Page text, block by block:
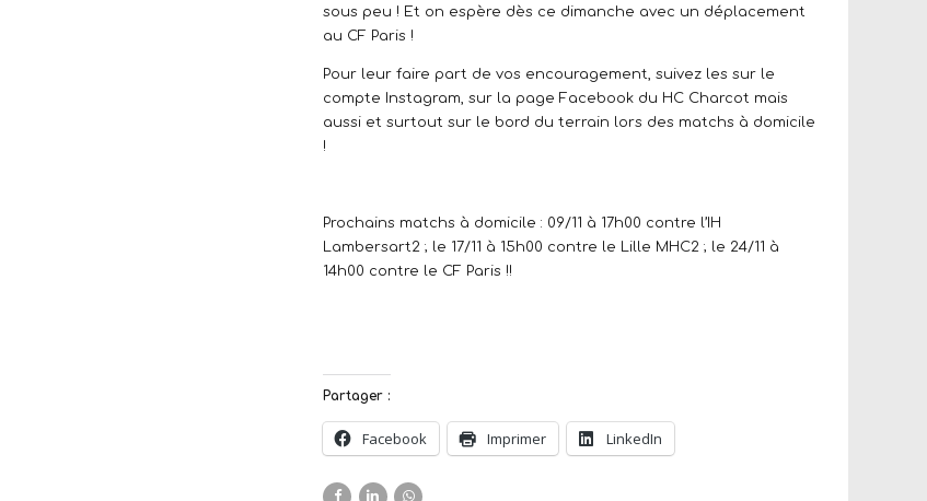
sous peu ! Et on espère dès ce dimanche avec un déplacement
au CF Paris !
Pour leur faire part de vos encouragement, suivez les sur le
compte Instagram, sur la page Facebook du HC Charcot mais
aussi et surtout sur le bord du terrain lors des matchs à domicile
!
Prochains matchs à domicile : 09/11 à 17h00 contre l’IH
Lambersart2 ; le 17/11 à 15h00 contre le Lille MHC2 ; le 24/11 à
14h00 contre le CF Paris !!
Partager :
Facebook Imprimer LinkedIn